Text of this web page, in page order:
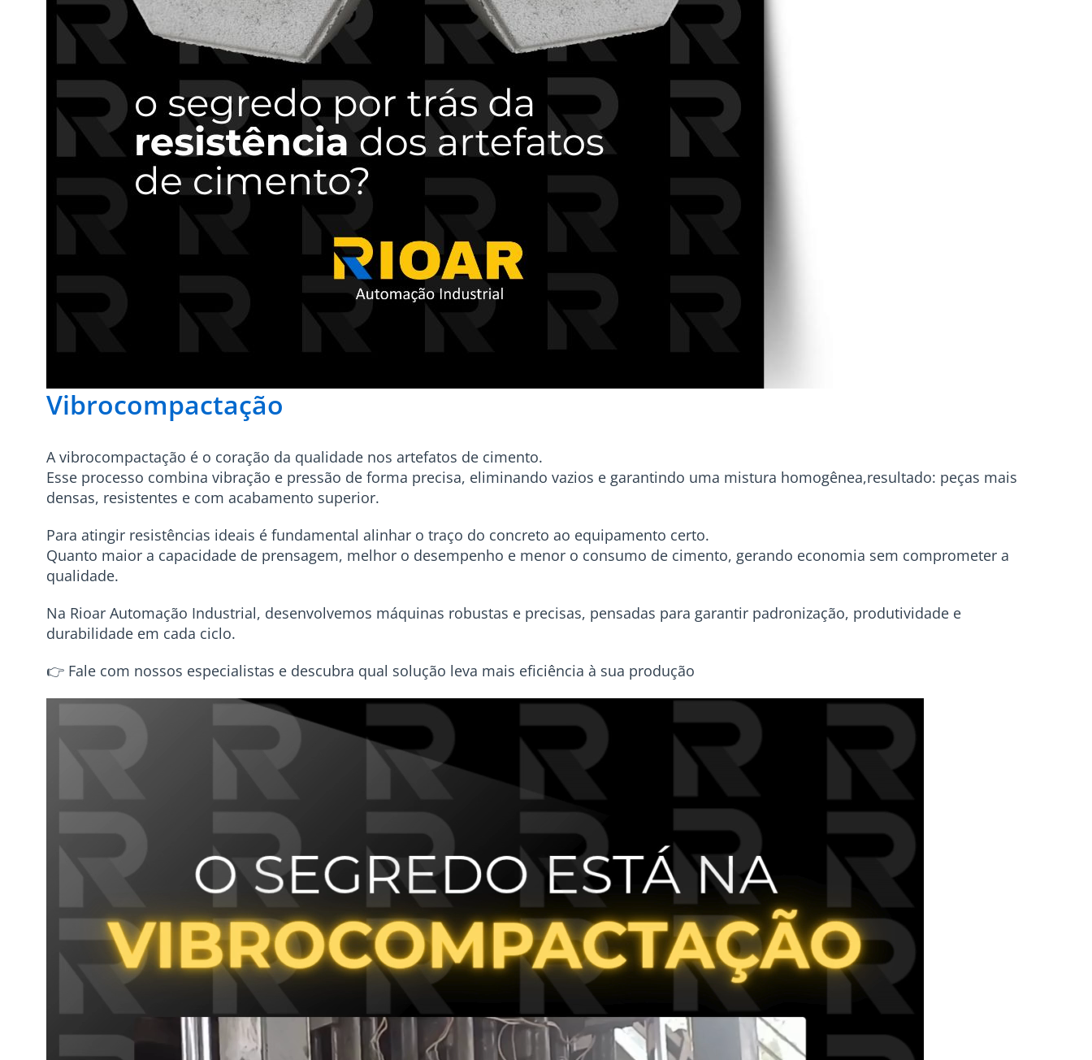
Vibrocompactação
A vibrocompactação é o coração da qualidade nos artefatos de cimento.
Esse processo combina vibração e pressão de forma precisa, eliminando vazios e garantindo uma mistura homogênea,resultado: peças mais
densas, resistentes e com acabamento superior.
Para atingir resistências ideais é fundamental alinhar o traço do concreto ao equipamento certo.
Quanto maior a capacidade de prensagem, melhor o desempenho e menor o consumo de cimento, gerando economia sem comprometer a
qualidade.
Na Rioar Automação Industrial, desenvolvemos máquinas robustas e precisas, pensadas para garantir padronização, produtividade e
durabilidade em cada ciclo.
👉 Fale com nossos especialistas e descubra qual solução leva mais eficiência à sua produção